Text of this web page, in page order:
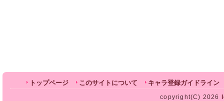
トップページ このサイトについて キャラ登録ガイドライン
copyright(C) 2026